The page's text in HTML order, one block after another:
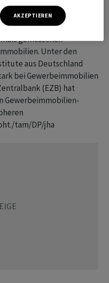
belasten. Laut
gab es im vierten
gemessenen
Unter den
aus Deutschland
bei Gewerbeimmobilien
(EZB) hat
Gewerbeimmobilien-
tam/DP/jha
AKZEPTIEREN